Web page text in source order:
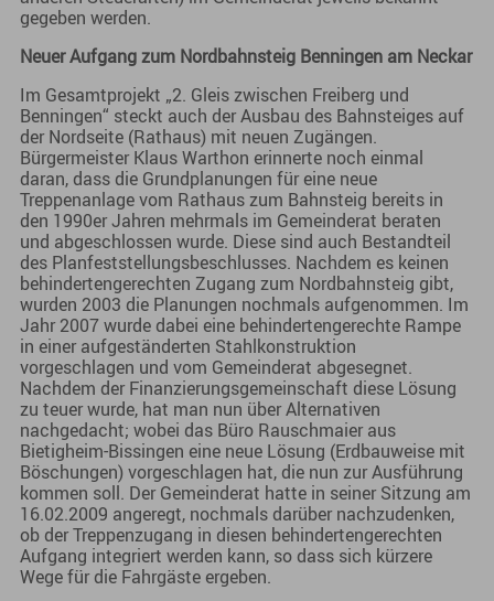
gegeben werden.
Neuer Aufgang zum Nordbahnsteig Benningen am Neckar
Im Gesamtprojekt „2. Gleis zwischen Freiberg und
Benningen“ steckt auch der Ausbau des Bahnsteiges auf
der Nordseite (Rathaus) mit neuen Zugängen.
Bürgermeister Klaus Warthon erinnerte noch einmal
daran, dass die Grundplanungen für eine neue
Treppenanlage vom Rathaus zum Bahnsteig bereits in
den 1990er Jahren mehrmals im Gemeinderat beraten
und abgeschlossen wurde. Diese sind auch Bestandteil
des Planfeststellungsbeschlusses. Nachdem es keinen
behindertengerechten Zugang zum Nordbahnsteig gibt,
wurden 2003 die Planungen nochmals aufgenommen. Im
Jahr 2007 wurde dabei eine behindertengerechte Rampe
in einer aufgeständerten Stahlkonstruktion
vorgeschlagen und vom Gemeinderat abgesegnet.
Nachdem der Finanzierungsgemeinschaft diese Lösung
zu teuer wurde, hat man nun über Alternativen
nachgedacht; wobei das Büro Rauschmaier aus
Bietigheim-Bissingen eine neue Lösung (Erdbauweise mit
Böschungen) vorgeschlagen hat, die nun zur Ausführung
kommen soll. Der Gemeinderat hatte in seiner Sitzung am
16.02.2009 angeregt, nochmals darüber nachzudenken,
ob der Treppenzugang in diesen behindertengerechten
Aufgang integriert werden kann, so dass sich kürzere
Wege für die Fahrgäste ergeben.